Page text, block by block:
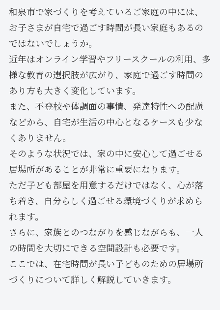
和泉市で家づくりを考えているご家庭の中には、
お子さまが自宅で過ごす時間が長い家庭もあるの
ではないでしょうか。
近年はオンライン学習やフリースクールの利用、多
様な教育の選択肢が広がり、家庭で過ごす時間の
あり方も大きく変化しています。
また、不登校や体調面の事情、発達特性への配慮
などから、自宅が生活の中心となるケースも少な
くありません。
そのような状況では、家の中に安心して過ごせる
居場所があることが非常に重要になります。
ただ子ども部屋を用意するだけではなく、心が落
ち着き、自分らしく過ごせる環境づくりが求めら
れます。
さらに、家族とのつながりを感じながらも、一人
の時間を大切にできる空間設計も必要です。
ここでは、在宅時間が長い子どものための居場所
づくりについて詳しく解説していきます。